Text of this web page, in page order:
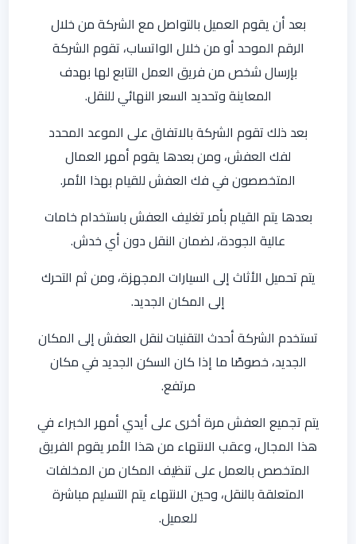
بعد أن يقوم العميل بالتواصل مع الشركة من خلال
الرقم الموحد أو من خلال الواتساب، تقوم الشركة
بإرسال شخص من فريق العمل التابع لها بهدف
المعاينة وتحديد السعر النهائي للنقل.
بعد ذلك تقوم الشركة بالاتفاق على الموعد المحدد
لفك العفش، ومن بعدها يقوم أمهر العمال
المتخصصون في فك العفش للقيام بهذا الأمر.
بعدها يتم القيام بأمر تغليف العفش باستخدام خامات
عالية الجودة، لضمان النقل دون أي خدش.
يتم تحميل الأثاث إلى السيارات المجهزة، ومن ثم التحرك
إلى المكان الجديد.
تستخدم الشركة أحدث التقنيات لنقل العفش إلى المكان
الجديد، خصوصًا ما إذا كان السكن الجديد في مكان
مرتفع.
يتم تجميع العفش مرة أخرى على أيدي أمهر الخبراء في
هذا المجال، وعقب الانتهاء من هذا الأمر يقوم الفريق
المتخصص بالعمل على تنظيف المكان من المخلفات
المتعلقة بالنقل، وحين الانتهاء يتم التسليم مباشرة
للعميل.